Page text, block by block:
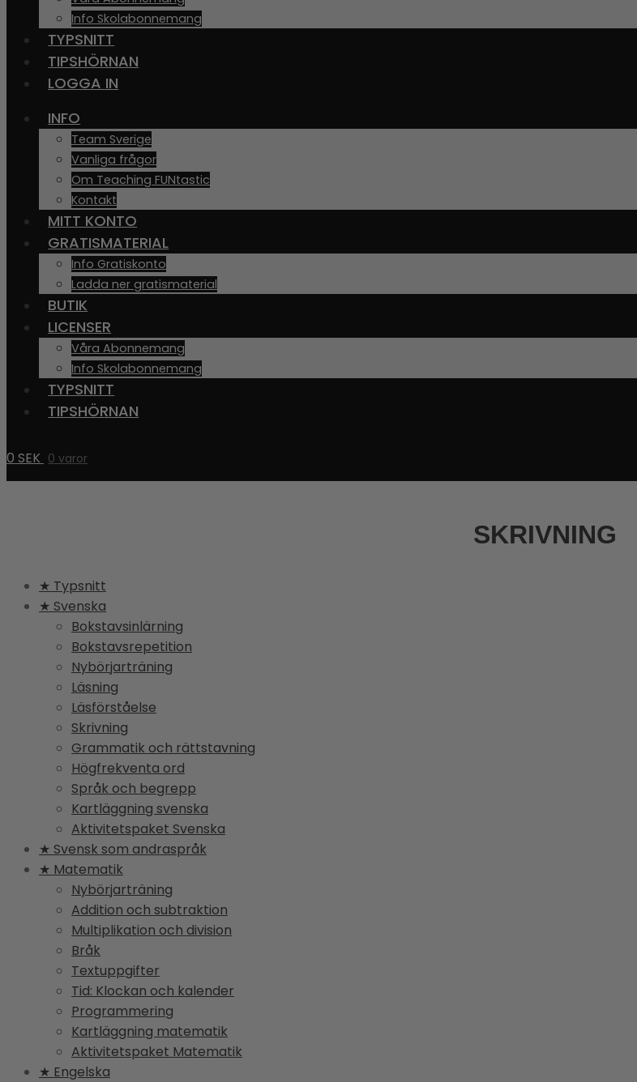
Info Skolabonnemang
TYPSNITT
TIPSHÖRNAN
LOGGA IN
INFO
Team Sverige
Vanliga frågor
Om Teaching FUNtastic
Kontakt
MITT KONTO
GRATISMATERIAL
Info Gratiskonto
Ladda ner gratismaterial
BUTIK
LICENSER
Våra Abonnemang
Info Skolabonnemang
TYPSNITT
TIPSHÖRNAN
0 SEK 0 varor
SKRIVNING
★ Typsnitt
★ Svenska
Bokstavsinlärning
Bokstavsrepetition
Nybörjarträning
Läsning
Läsförståelse
Skrivning
Grammatik och rättstavning
Högfrekventa ord
Språk och begrepp
Kartläggning svenska
Aktivitetspaket Svenska
★ Svensk som andraspråk
★ Matematik
Nybörjarträning
Addition och subtraktion
Multiplikation och division
Bråk
Textuppgifter
Tid: Klockan och kalender
Programmering
Kartläggning matematik
Aktivitetspaket Matematik
★ Engelska